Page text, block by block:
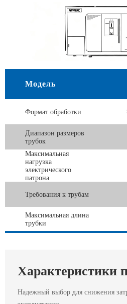
Модель
Формат обработки
Диапазон размеров
трубок
Максимальная
нагрузка
электрического
патрона
Требования к трубам
Максимальная длина
трубки
Характеристики
Надежный выбор для снижения